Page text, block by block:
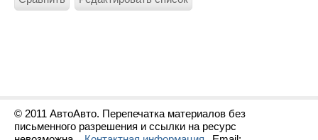
© 2011 АвтоАвто. Перепечатка материалов без
письменного разрешения и ссылки на ресурс